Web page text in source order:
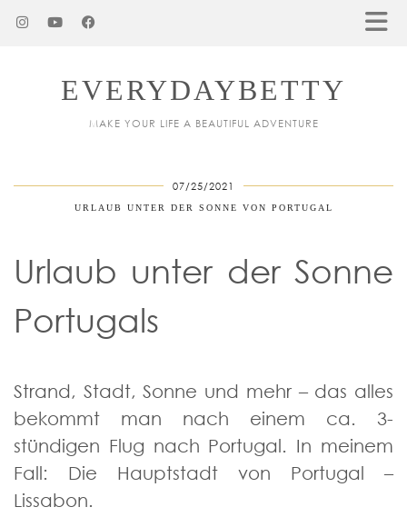
EVERYDAYBETTY
MAKE YOUR LIFE A BEAUTIFUL ADVENTURE
07/25/2021
URLAUB UNTER DER SONNE VON PORTUGAL
Urlaub unter der Sonne
Portugals
Strand, Stadt, Sonne und mehr – das alles
bekommt man nach einem ca. 3-
stündigen Flug nach Portugal. In meinem
Fall: Die Hauptstadt von Portugal –
Lissabon.